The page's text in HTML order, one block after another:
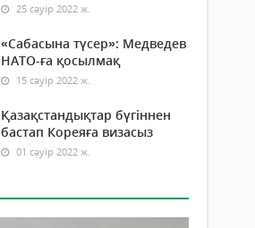
25 сәуір 2022 ж.
«Сабасына түсер»: Медведев
НАТО-ға қосылмақ
15 сәуір 2022 ж.
Қазақстандықтар бүгіннен
бастап Кореяға визасыз
01 сәуір 2022 ж.